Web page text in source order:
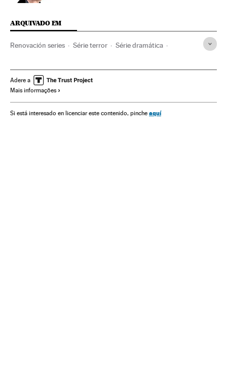
ARQUIVADO EM
Renovación series Série terror Série dramática
Plataformas digitales Séries tv
Programação
Telecomunicações Comunicação Comunicações
Adere a
Mais informações
Si está interesado en licenciar este contenido, pinche aquí